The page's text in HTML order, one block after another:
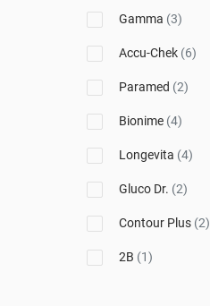
Gamma (3)
Accu-Chek (6)
Paramed (2)
Bionime (4)
Longevita (4)
Gluco Dr. (2)
Contour Plus (2)
2B (1)